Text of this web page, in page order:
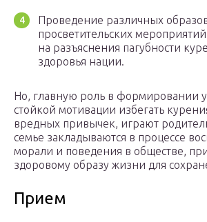
Проведение различных
просветительских
на разъяснения пагубности
здоровья нации.
Но, главную роль в формировании у
стойкой мотивации избегать
вредных привычек, играют
семье закладываются в процессе
морали и поведения в обществе,
здоровому образу жизни для
Прием